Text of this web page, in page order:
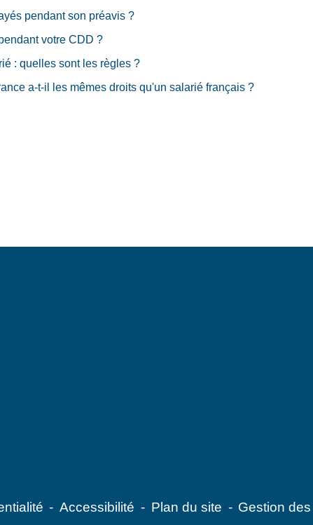
pendant son préavis ?
votre CDD ?
: quelles sont les règles ?
a-t-il les mêmes droits qu'un salarié français ?
- Accessibilité - Plan du site - Gestion